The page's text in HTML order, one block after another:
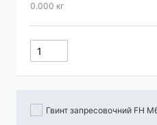
0.000 кг
Гвинт запресовочний FH